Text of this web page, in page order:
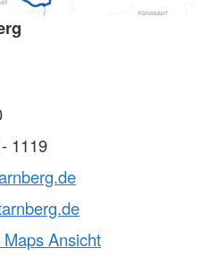
1119
Ansicht